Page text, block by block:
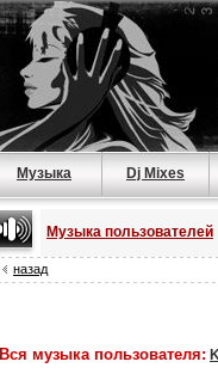
Музыка Dj Mixes
Музыка пользователей
назад
Вся музыка пользователя: